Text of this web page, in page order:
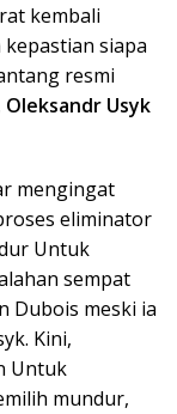
kembali
siapa
resmi
Oleksandr Usyk
mengingat
eliminator
Untuk
sempat
Dubois meski ia
Kini,
Untuk
mundur,